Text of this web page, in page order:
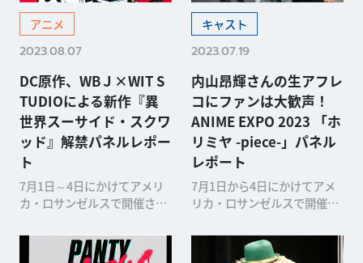
アニメ
2023.08.07
DC原作、WBＪ×WIT S
TUDIOによる新作『異
世界スーサイド・スクワ
ッド』解禁パネルレポー
ト
7月1日～4日にかけてアメリ
カ・ロサンゼルスで開催され
その3日目の朝10時より、ワ
ーナー ブラサース ジャパンと
キャスト
2023.07.19
内山昂輝さんの生アフレ
コにファンは大歓声！
ANIME EXPO 2023 「ホ
リミヤ -piece-」パネル
レポート
7月1日から4日にかけてアメ
リカ・ロサンゼルスで開催さ
終日となる4日の朝には、現
在放送中のアニメ「ホリミヤ